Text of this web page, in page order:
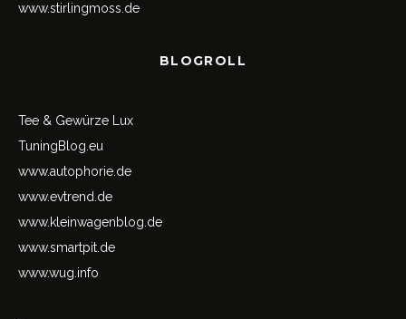
www.stirlingmoss.de
BLOGROLL
Tee & Gewürze Lux
TuningBlog.eu
www.autophorie.de
www.evtrend.de
www.kleinwagenblog.de
www.smartpit.de
www.wug.info